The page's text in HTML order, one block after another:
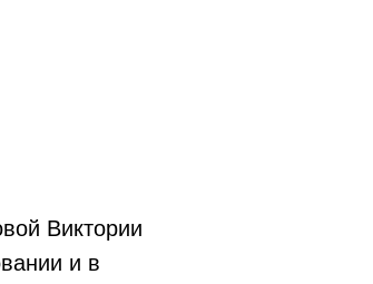
Виктории
и в